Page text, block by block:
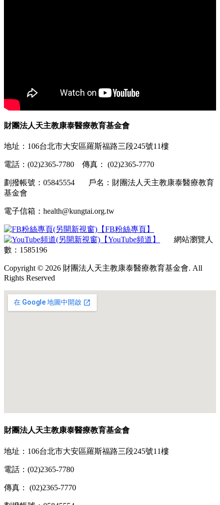
財團法人天主教康泰醫療教育基金會
地址：106台北市大安區羅斯福路三段245號11樓
電話：(02)2365-7780 傳真： (02)2365-7770
劃撥帳號：05845554 戶名：財團法人天主教康泰醫療教育
基金會
電子信箱：health@kungtai.org.tw
【FB粉絲專頁】
【YouTube頻道】
網站瀏覽人
數：1585196
Copyright © 2026 財團法人天主教康泰醫療教育基金會. All
Rights Reserved
財團法人天主教康泰醫療教育基金會
地址：106台北市大安區羅斯福路三段245號11樓
電話：(02)2365-7780
傳真： (02)2365-7770